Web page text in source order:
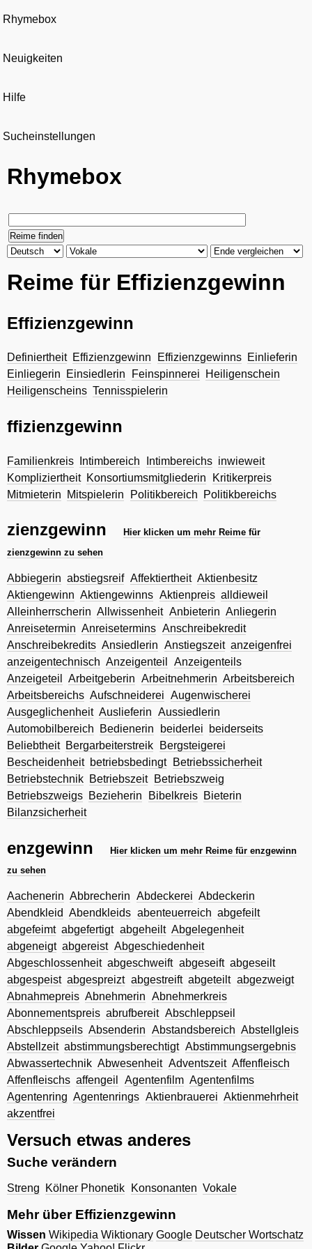
Rhymebox
Neuigkeiten
Hilfe
Sucheinstellungen
Rhymebox
Reime für Effizienzgewinn
Effizienzgewinn
Definiertheit Effizienzgewinn Effizienzgewinns Einlieferin
Einliegerin
Einsiedlerin Feinspinnerei
Heiligenschein
Heiligenscheins Tennisspielerin
ffizienzgewinn
Familienkreis Intimbereich Intimbereichs inwieweit
Kompliziertheit Konsortiumsmitgliederin
Kritikerpreis
Mitmieterin
Mitspielerin Politikbereich Politikbereichs
zienzgewinn
Hier klicken um mehr Reime für
zienzgewinn zu sehen
Abbiegerin abstiegsreif Affektiertheit Aktienbesitz
Aktiengewinn Aktiengewinns Aktienpreis alldieweil
Alleinherrscherin Allwissenheit Anbieterin Anliegerin
Anreisetermin Anreisetermins Anschreibekredit
Anschreibekredits Ansiedlerin Anstiegszeit anzeigenfrei
anzeigentechnisch Anzeigenteil
Anzeigenteils
Anzeigeteil
Arbeitgeberin Arbeitnehmerin Arbeitsbereich
Arbeitsbereichs Aufschneiderei Augenwischerei
Ausgeglichenheit Auslieferin Aussiedlerin
Automobilbereich
Bedienerin beiderlei
beiderseits
Beliebtheit Bergarbeiterstreik
Bergsteigerei
Bescheidenheit betriebsbedingt
Betriebssicherheit
Betriebstechnik Betriebszeit
Betriebszweig
Betriebszweigs Bezieherin Bibelkreis Bieterin
Bilanzsicherheit
enzgewinn
Hier klicken um mehr Reime für enzgewinn
zu sehen
Aachenerin Abbrecherin Abdeckerei Abdeckerin
Abendkleid
Abendkleids abenteuerreich abgefeilt
abgefeimt abgefertigt abgeheilt Abgelegenheit
abgeneigt abgereist Abgeschiedenheit
Abgeschlossenheit abgeschweift abgeseift abgeseilt
abgespeist abgespreizt abgestreift abgeteilt abgezweigt
Abnahmepreis Abnehmerin Abnehmerkreis
Abonnementspreis abrufbereit Abschleppseil
Abschleppseils Absenderin Abstandsbereich Abstellgleis
Abstellzeit abstimmungsberechtigt Abstimmungsergebnis
Abwassertechnik Abwesenheit Adventszeit Affenfleisch
Affenfleischs affengeil Agentenfilm Agentenfilms
Agentenring Agentenrings Aktienbrauerei Aktienmehrheit
akzentfrei
Versuch etwas anderes
Suche verändern
Streng Kölner Phonetik Konsonanten Vokale
Mehr über Effizienzgewinn
Wissen Wikipedia Wiktionary Google Deutscher Wortschatz